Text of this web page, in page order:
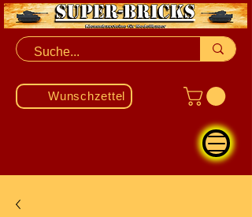
Wunschzettel